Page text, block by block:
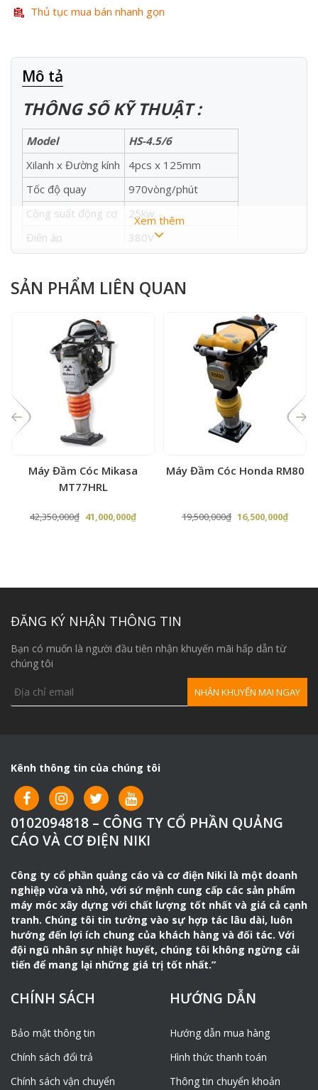
Thủ tục mua bán nhanh gọn
Mô tả
THÔNG SỐ KỸ THUẬT :
Model
HS-4.5/6
Xilanh x Đường kính
4pcs x 125mm
Tốc độ quay
970vòng/phút
Công suất động cơ
25kw
Điện áp
380V
Áp xuất xả
0.6Mpa, (73psig,
5bar)
Độ ồn
Xuất xứ
Kích thước
Xem thêm
SẢN PHẨM LIÊN QUAN
Máy Đầm Cóc Mikasa
MT77HRL
42,350,000₫ Giá
41,000,000₫Giá
Máy Đầm Cóc Honda RM80
19,500,000₫ Giá
16,500,000₫Giá
ĐĂNG KÝ NHẬN THÔNG TIN
Bạn có muốn là người đầu tiên nhận khuyến mãi hấp dẫn từ
chúng tôi
Kênh thông tin của chúng tôi
0102094818 – CÔNG TY CỔ PHẦN QUẢNG
CÁO VÀ CƠ ĐIỆN NIKI
Công ty cổ phần quảng cáo và cơ điện Niki là một doanh
nghiệp vừa và nhỏ, với sứ mệnh cung cấp các sản phẩm
máy móc xây dựng với chất lượng tốt nhất và giá cả cạnh
tranh. Chúng tôi tin tưởng vào sự hợp tác lâu dài, luôn
hướng đến lợi ích chung của khách hàng và đối tác. Với
đội ngũ nhân sự nhiệt huyết, chúng tôi không ngừng cải
tiến để mang lại những giá trị tốt nhất.”
CHÍNH SÁCH
Bảo mật thông tin
Chính sách đổi trả
Chính sách vận chuyển
HƯỚNG DẪN
Hướng dẫn mua hàng
Hình thức thanh toán
Thông tin chuyển khoản